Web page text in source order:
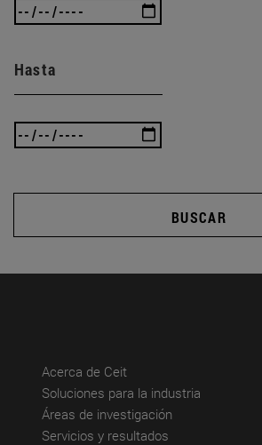
Hasta
BUSCAR
Acerca de Ceit(abre en nueva ventana)
Soluciones para la industria
Áreas de investigación
Servicios y resultados